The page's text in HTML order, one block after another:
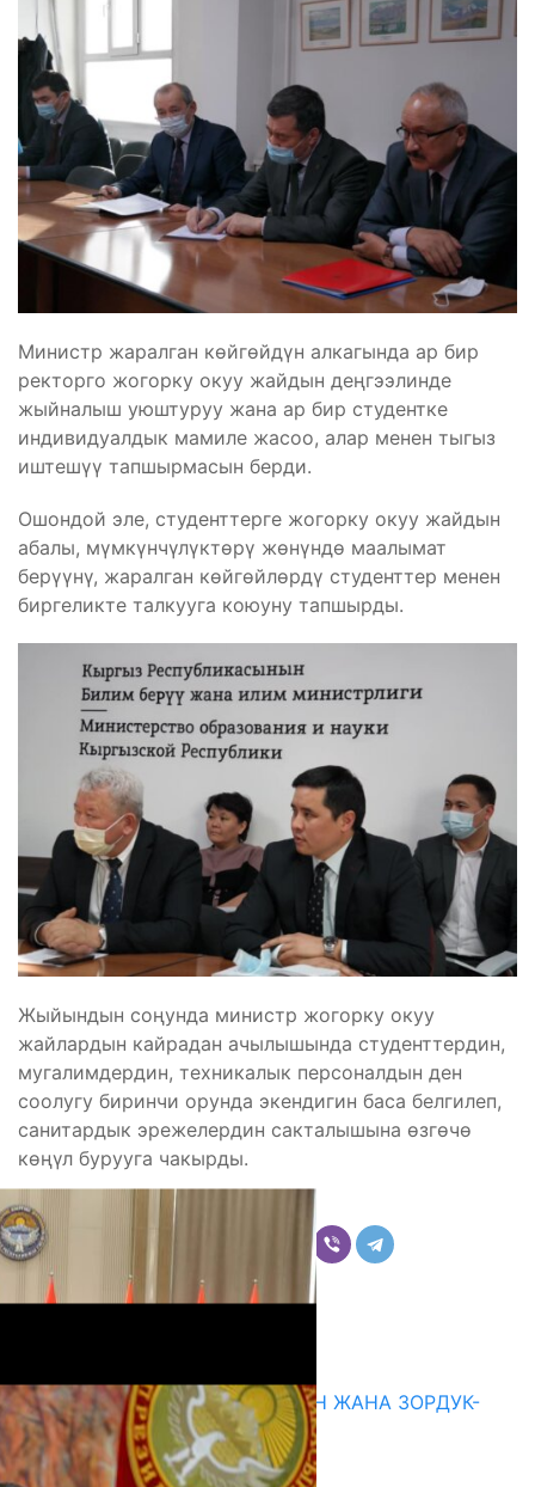
Министр жаралган көйгөйдүн алкагында ар бир
ректорго жогорку окуу жайдын деңгээлинде
жыйналыш уюштуруу жана ар бир студентке
индивидуалдык мамиле жасоо, алар менен тыгыз
иштешүү тапшырмасын берди.
Ошондой эле, студенттерге жогорку окуу жайдын
абалы, мүмкүнчүлүктөрү жөнүндө маалымат
берүүнү, жаралган көйгөйлөрдү студенттер менен
биргеликте талкууга коюуну тапшырды.
Жыйындын соңунда министр жогорку окуу
жайлардын кайрадан ачылышында студенттердин,
мугалимдердин, техникалык персоналдын ден
соолугу биринчи орунда экендигин баса белгилеп,
санитардык эрежелердин сакталышына өзгөчө
көңүл бурууга чакырды.
Комментарийлер
ГЕНДЕРДИК БАСМЫРЛООДОН ЖАНА ЗОРДУК-
ЗОМБУЛУКТАН КОРГОО
07.08.2026